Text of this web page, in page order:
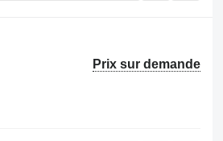
Prix sur demande